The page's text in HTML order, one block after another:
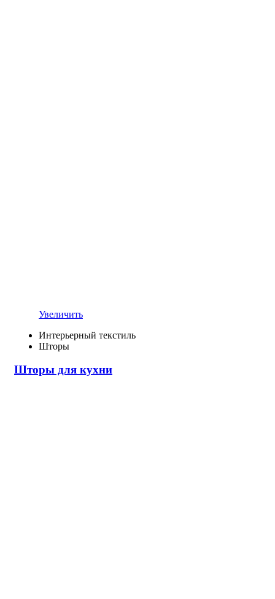
Увеличить
Интерьерный текстиль
Шторы
Шторы для кухни